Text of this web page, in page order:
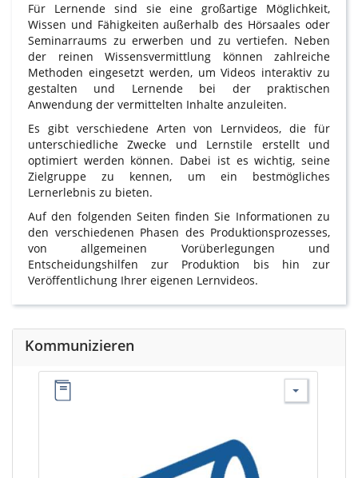
Für Lernende sind sie eine großartige Möglichkeit,
Wissen und Fähigkeiten außerhalb des Hörsaales oder
Seminarraums zu erwerben und zu vertiefen. Neben
der reinen Wissensvermittlung können zahlreiche
Methoden eingesetzt werden, um Videos interaktiv zu
gestalten und Lernende bei der praktischen
Anwendung der vermittelten Inhalte anzuleiten.
Es gibt verschiedene Arten von Lernvideos, die für
unterschiedliche Zwecke und Lernstile erstellt und
optimiert werden können. Dabei ist es wichtig, seine
Zielgruppe zu kennen, um ein bestmögliches
Lernerlebnis zu bieten.
Auf den folgenden Seiten finden Sie Informationen zu
den verschiedenen Phasen des Produktionsprozesses,
von allgemeinen Vorüberlegungen und
Entscheidungshilfen zur Produktion bis hin zur
Veröffentlichung Ihrer eigenen Lernvideos.
Kommunizieren